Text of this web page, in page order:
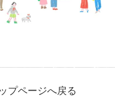
プページへ戻る